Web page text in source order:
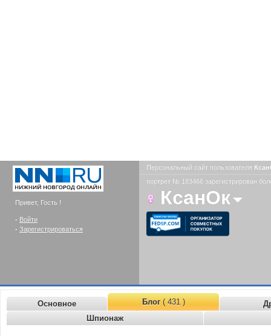
Привет, Гость !
- Войти
- Зарегистрироваться
Персональный сайт пользователя
портрет № 183466 зарегистрирован
КсанОк
Основное Блог( 431 )
Шпионаж